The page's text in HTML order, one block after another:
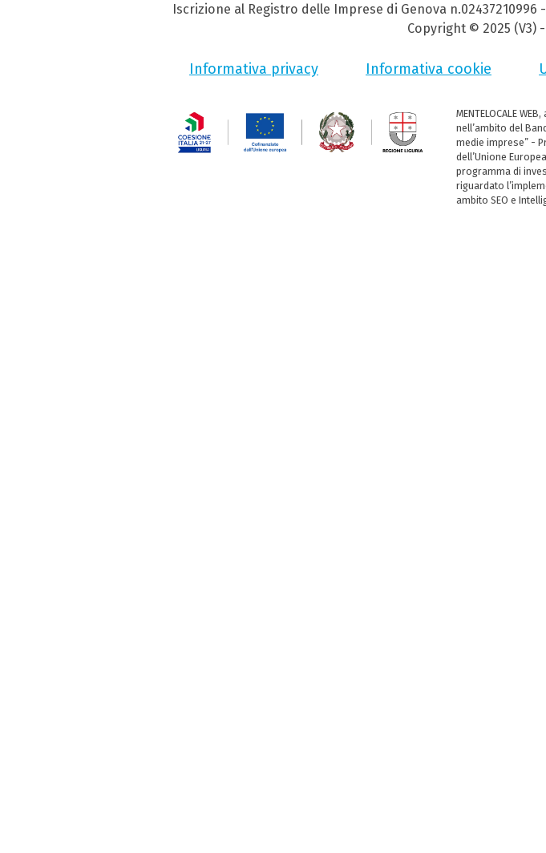
Iscrizione al Registro delle Imprese di Genova n.02437210996
Copyright © 2025
Informativa privacy Informativa cookie
MENTELOCALE
nell’ambito del
medie imprese” -
dell’Unione
programma di
riguardato
ambito SEO e